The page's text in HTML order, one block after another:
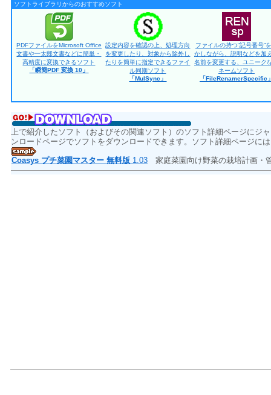
ソフトライブラリからのおすすめソフト
PDFファイルをMicrosoft Office
文書や一太郎文書などに簡単・
高精度に変換できるソフト
「瞬簡PDF 変換 10」
設定内容を確認の上、処理方向
を変更したり、対象から除外し
たりを簡単に指定できるファイ
ル同期ソフト
「MulSync」
ファイルの持つ“記号番号”
かしながら、説明などを加
名前を変更する、ユニーク
ネームソフト
「FileRenamerSpecific
上で紹介したソフト（およびその関連ソフト）のソフト詳細ページにジ
ンロードページでソフトをダウンロードできます。ソフト詳細ページに
Coasys プチ菜園マスター 無料版 1.03 家庭菜園向け野菜の栽培計画